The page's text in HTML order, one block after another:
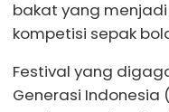
bakat yang
kompetisi sepak
Festival yang
Generasi Indonesia